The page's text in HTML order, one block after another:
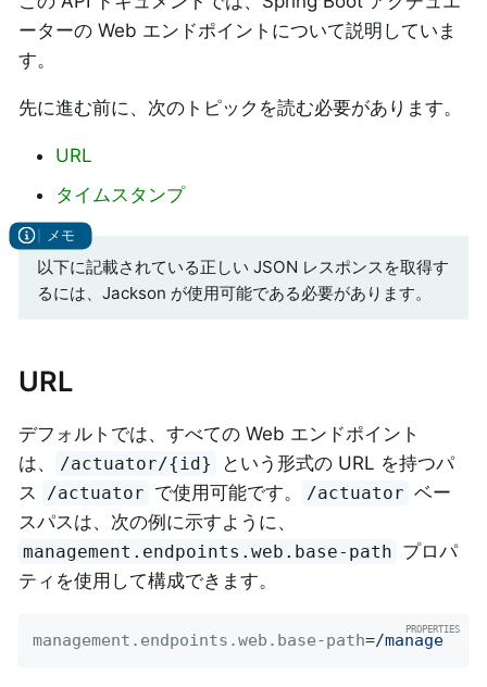
ーターの Web エンドポイントについて説明していま
す。
先に進む前に、次のトピックを読む必要があります。
URL
タイムスタンプ
以下に記載されている正しい JSON レスポンスを取得す
るには、Jackson が使用可能である必要があります。
URL
デフォルトでは、すべての Web エンドポイント
は、
/actuator/{id}
という形式の URL を持つパ
ス
/actuator で使用可能です。 /actuator ベー
スパスは、次の例に示すように、
management.endpoints.web.base-path プロパ
ティを使用して構成できます。
management.endpoints.web.base-path=/manage